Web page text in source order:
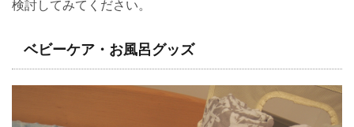
検討してみてください。
ベビーケア・お風呂グッズ